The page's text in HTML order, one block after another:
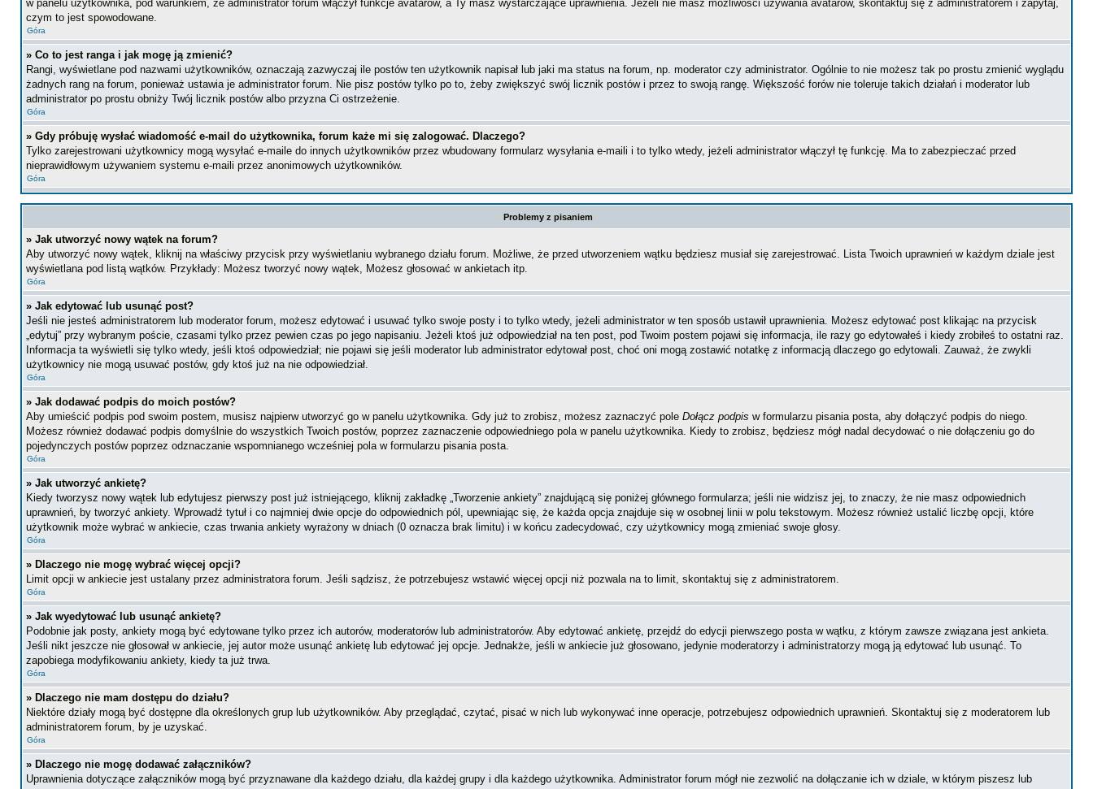
w panelu użytkownika, pod warunkiem, że administrator forum włączył funkcje avatarów, a Ty masz wystarczające uprawnienia. Jeżeli nie masz możliwości używania avatarów, skontaktuj się z administratorem i zapytaj,
czym to jest spowodowane.
Góra
» Co to jest ranga i jak mogę ją zmienić?
Rangi, wyświetlane pod nazwami użytkowników, oznaczają zazwyczaj ile postów ten użytkownik napisał lub jaki ma status na forum, np. moderator czy administrator. Ogólnie to nie możesz tak po prostu zmienić wyglądu
żadnych rang na forum, ponieważ ustawia je administrator forum. Nie pisz postów tylko po to, żeby zwiększyć swój licznik postów i przez to swoją rangę. Większość forów nie toleruje takich działań i moderator lub
administrator po prostu obniży Twój licznik postów albo przyzna Ci ostrzeżenie.
Góra
» Gdy próbuję wysłać wiadomość e-mail do użytkownika, forum każe mi się zalogować. Dlaczego?
Tylko zarejestrowani użytkownicy mogą wysyłać e-maile do innych użytkowników przez wbudowany formularz wysyłania e-maili i to tylko wtedy, jeżeli administrator włączył tę funkcję. Ma to zabezpieczać przed
nieprawidłowym używaniem systemu e-maili przez anonimowych użytkowników.
Góra
Problemy z pisaniem
» Jak utworzyć nowy wątek na forum?
Aby utworzyć nowy wątek, kliknij na właściwy przycisk przy wyświetlaniu wybranego działu forum. Możliwe, że przed utworzeniem wątku będziesz musiał się zarejestrować. Lista Twoich uprawnień w każdym dziale jest
wyświetlana pod listą wątków. Przykłady: Możesz tworzyć nowy wątek, Możesz głosować w ankietach itp.
Góra
» Jak edytować lub usunąć post?
Jeśli nie jesteś administratorem lub moderator forum, możesz edytować i usuwać tylko swoje posty i to tylko wtedy, jeżeli administrator w ten sposób ustawił uprawnienia. Możesz edytować post klikając na przycisk
„edytuj” przy wybranym poście, czasami tylko przez pewien czas po jego napisaniu. Jeżeli ktoś już odpowiedział na ten post, pod Twoim postem pojawi się informacja, ile razy go edytowałeś i kiedy zrobiłeś to ostatni raz.
Informacja ta wyświetli się tylko wtedy, jeśli ktoś odpowiedział; nie pojawi się jeśli moderator lub administrator edytował post, choć oni mogą zostawić notatkę z informacją dlaczego go edytowali. Zauważ, że zwykli
użytkownicy nie mogą usuwać postów, gdy ktoś już na nie odpowiedział.
Góra
» Jak dodawać podpis do moich postów?
Aby umieścić podpis pod swoim postem, musisz najpierw utworzyć go w panelu użytkownika. Gdy już to zrobisz, możesz zaznaczyć pole Dołącz podpis w formularzu pisania posta, aby dołączyć podpis do niego.
Możesz również dodawać podpis domyślnie do wszystkich Twoich postów, poprzez zaznaczenie odpowiedniego pola w panelu użytkownika. Kiedy to zrobisz, będziesz mógł nadal decydować o nie dołączeniu go do
pojedynczych postów poprzez odznaczanie wspomnianego wcześniej pola w formularzu pisania posta.
Góra
» Jak utworzyć ankietę?
Kiedy tworzysz nowy wątek lub edytujesz pierwszy post już istniejącego, kliknij zakładkę „Tworzenie ankiety” znajdującą się poniżej głównego formularza; jeśli nie widzisz jej, to znaczy, że nie masz odpowiednich
uprawnień, by tworzyć ankiety. Wprowadź tytuł i co najmniej dwie opcje do odpowiednich pól, upewniając się, że każda opcja znajduje się w osobnej linii w polu tekstowym. Możesz również ustalić liczbę opcji, które
użytkownik może wybrać w ankiecie, czas trwania ankiety wyrażony w dniach (0 oznacza brak limitu) i w końcu zadecydować, czy użytkownicy mogą zmieniać swoje głosy.
Góra
» Dlaczego nie mogę wybrać więcej opcji?
Limit opcji w ankiecie jest ustalany przez administratora forum. Jeśli sądzisz, że potrzebujesz wstawić więcej opcji niż pozwala na to limit, skontaktuj się z administratorem.
Góra
» Jak wyedytować lub usunąć ankietę?
Podobnie jak posty, ankiety mogą być edytowane tylko przez ich autorów, moderatorów lub administratorów. Aby edytować ankietę, przejdź do edycji pierwszego posta w wątku, z którym zawsze związana jest ankieta.
Jeśli nikt jeszcze nie głosował w ankiecie, jej autor może usunąć ankietę lub edytować jej opcje. Jednakże, jeśli w ankiecie już głosowano, jedynie moderatorzy i administratorzy mogą ją edytować lub usunąć. To
zapobiega modyfikowaniu ankiety, kiedy ta już trwa.
Góra
» Dlaczego nie mam dostępu do działu?
Niektóre działy mogą być dostępne dla określonych grup lub użytkowników. Aby przeglądać, czytać, pisać w nich lub wykonywać inne operacje, potrzebujesz odpowiednich uprawnień. Skontaktuj się z moderatorem lub
administratorem forum, by je uzyskać.
Góra
» Dlaczego nie mogę dodawać załączników?
Uprawnienia dotyczące załączników mogą być przyznawane dla każdego działu, dla każdej grupy i dla każdego użytkownika. Administrator forum mógł nie zezwolić na dołączanie ich w dziale, w którym piszesz lub